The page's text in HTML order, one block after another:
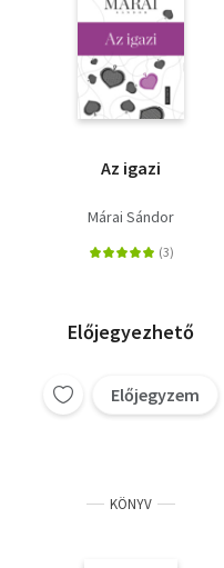
Az igazi
Márai Sándor
Előjegyezhető
Előjegyzem
KÖNYV